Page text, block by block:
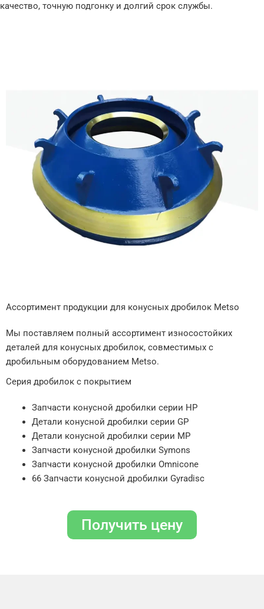
качество, точную подгонку и долгий срок службы.
Ассортимент продукции для конусных дробилок Metso
Мы поставляем полный ассортимент износостойких
деталей для конусных дробилок, совместимых с
дробильным оборудованием Metso.
Серия дробилок с покрытием
Запчасти конусной дробилки серии HP
Детали конусной дробилки серии GP
Детали конусной дробилки серии MP
Запчасти конусной дробилки Symons
Запчасти конусной дробилки Omnicone
66 Запчасти конусной дробилки Gyradisc
Получить цену